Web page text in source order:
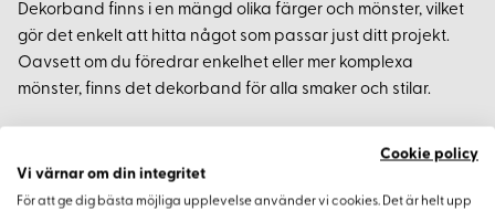
Dekorband finns i en mängd olika färger och mönster, vilket
gör det enkelt att hitta något som passar just ditt projekt.
Oavsett om du föredrar enkelhet eller mer komplexa
mönster, finns det dekorband för alla smaker och stilar.
Minsta köp av dekorband är 50 cm, vilket gör det enkelt och
Cookie policy
Vi värnar om din integritet
För att ge dig bästa möjliga upplevelse använder vi cookies. Det är helt upp